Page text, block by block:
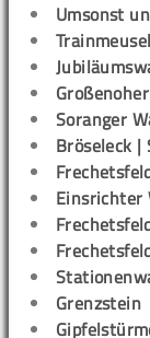
Umsonst
Soranger
Bröseleck |
Einsrichter
Grenzstein